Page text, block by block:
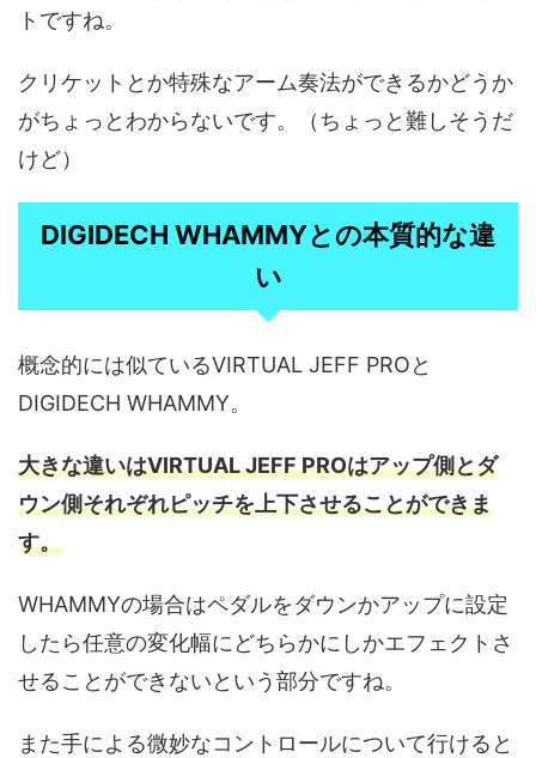
トですね。
クリケットとか特殊なアーム奏法ができるかどうか
がちょっとわからないです。（ちょっと難しそうだ
けど）
DIGIDECH WHAMMYとの本質的な違
い
概念的には似ているVIRTUAL JEFF PROと
DIGIDECH WHAMMY。
大きな違いはVIRTUAL JEFF PROはアップ側とダ
ウン側それぞれピッチを上下させることができま
す。
WHAMMYの場合はペダルをダウンかアップに設定
したら任意の変化幅にどちらかにしかエフェクトさ
せることができないという部分ですね。
また手による微妙なコントロールについて行けると